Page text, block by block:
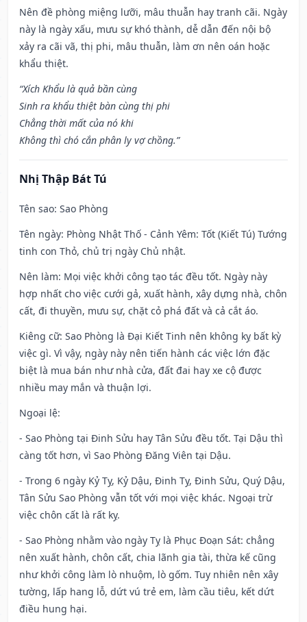
Nên đề phòng miệng lưỡi, mâu thuẫn hay tranh cãi. Ngày
này là ngày xấu, mưu sự khó thành, dễ dẫn đến nội bộ
xảy ra cãi vã, thị phi, mâu thuẫn, làm ơn nên oán hoặc
khẩu thiệt.
“Xích Khẩu là quả bần cùng
Sinh ra khẩu thiệt bàn cùng thị phi
Chẳng thời mất của nó khi
Không thì chó cắn phân ly vợ chồng.”
Nhị Thập Bát Tú
Tên sao: Sao Phòng
Tên ngày: Phòng Nhật Thố - Cảnh Yêm: Tốt (Kiết Tú) Tướng
tinh con Thỏ, chủ trị ngày Chủ nhật.
Nên làm: Mọi việc khởi công tạo tác đều tốt. Ngày này
hợp nhất cho việc cưới gả, xuất hành, xây dựng nhà, chôn
cất, đi thuyền, mưu sự, chặt cỏ phá đất và cả cắt áo.
Kiêng cữ: Sao Phòng là Đại Kiết Tinh nên không kỵ bất kỳ
việc gì. Vì vậy, ngày này nên tiến hành các việc lớn đặc
biệt là mua bán như nhà cửa, đất đai hay xe cộ được
nhiều may mắn và thuận lợi.
Ngoại lệ:
- Sao Phòng tại Đinh Sửu hay Tân Sửu đều tốt. Tại Dậu thì
càng tốt hơn, vì Sao Phòng Đăng Viên tại Dậu.
- Trong 6 ngày Kỷ Tỵ, Kỷ Dậu, Đinh Tỵ, Đinh Sửu, Quý Dậu,
Tân Sửu Sao Phòng vẫn tốt với mọi việc khác. Ngoại trừ
việc chôn cất là rất kỵ.
- Sao Phòng nhằm vào ngày Tỵ là Phục Đoạn Sát: chẳng
nên xuất hành, chôn cất, chia lãnh gia tài, thừa kế cũng
như khởi công làm lò nhuộm, lò gốm. Tuy nhiên nên xây
tường, lấp hang lỗ, dứt vú trẻ em, làm cầu tiêu, kết dứt
điều hung hại.